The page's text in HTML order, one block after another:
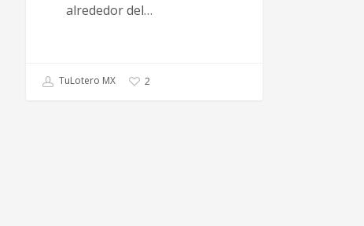
alrededor del…
TuLotero MX 2